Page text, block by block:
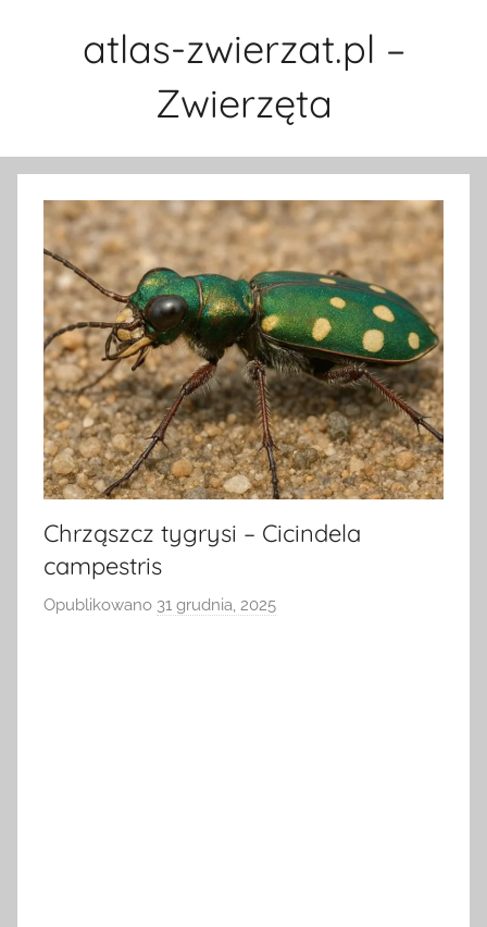
atlas-zwierzat.pl –
Zwierzęta
Chrząszcz tygrysi – Cicindela
campestris
Opublikowano 31 grudnia, 2025